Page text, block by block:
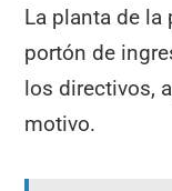
La planta de
portón de
los directivos,
motivo.